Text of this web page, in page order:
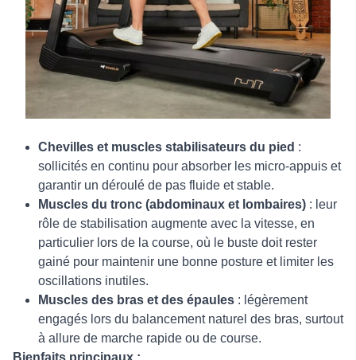
Chevilles et muscles stabilisateurs du pied :
sollicités en continu pour absorber les micro-appuis et
garantir un déroulé de pas fluide et stable.
Muscles du tronc (abdominaux et lombaires) : leur
rôle de stabilisation augmente avec la vitesse, en
particulier lors de la course, où le buste doit rester
gainé pour maintenir une bonne posture et limiter les
oscillations inutiles.
Muscles des bras et des épaules : légèrement
engagés lors du balancement naturel des bras, surtout
à allure de marche rapide ou de course.
Bienfaits principaux :